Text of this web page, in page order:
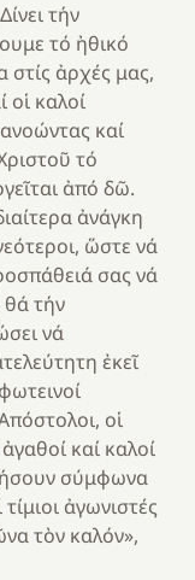
τήν
τό ἠθικό
ἀρχές μας,
οἱ καλοί
καί
τό
ἀπό δῶ.
ἀνάγκη
ὥστε νά
σας νά
θά τήν
νά
ἐκεῖ
οἱ
καί καλοί
σύμφωνα
ἀγωνιστές
τὸν καλόν»,